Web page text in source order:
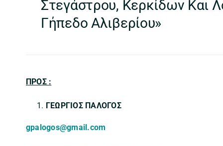
Στεγάστρου, Κερκίδων Και
Γήπεδο Αλιβερίου»
ΠΡΟΣ :
ΓΕΩΡΓΙΟΣ ΠΑΛΟΓΟΣ
gpalogos@gmail.com